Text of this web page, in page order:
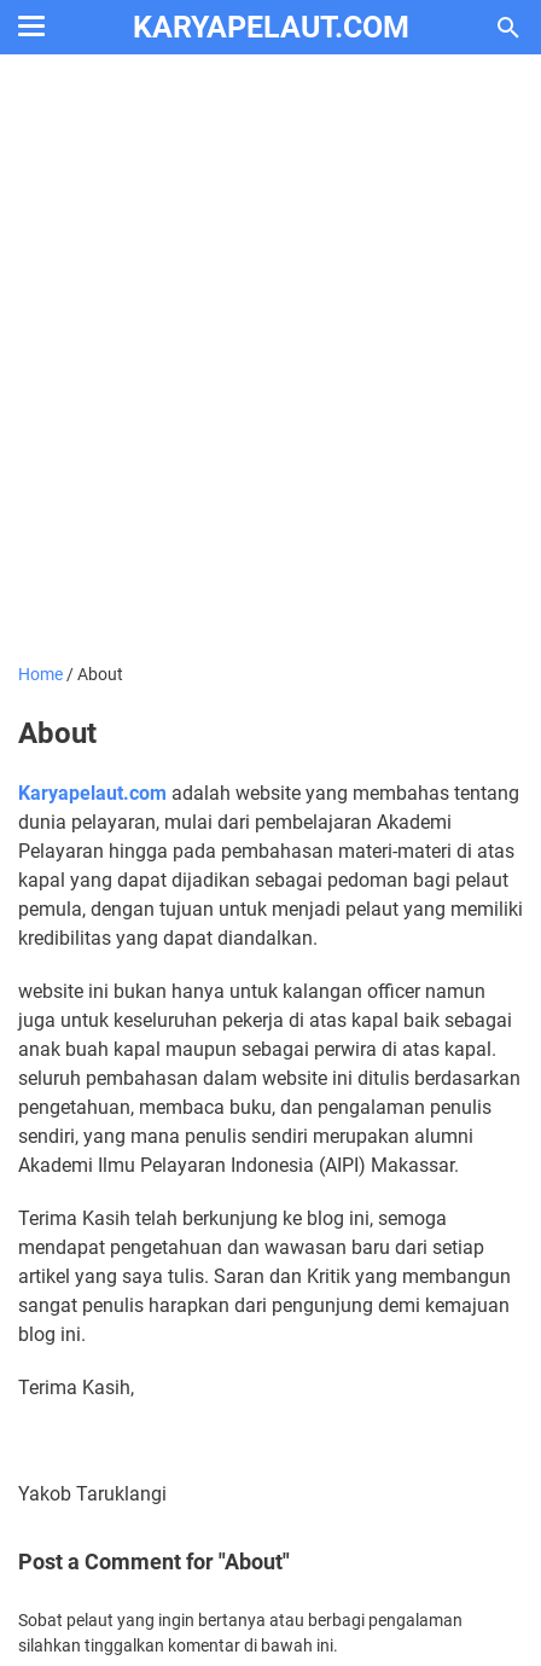
KARYAPELAUT.COM
Home /About
About
Karyapelaut.com adalah website yang membahas tentang
dunia pelayaran, mulai dari pembelajaran Akademi
Pelayaran hingga pada pembahasan materi-materi di atas
kapal yang dapat dijadikan sebagai pedoman bagi pelaut
pemula, dengan tujuan untuk menjadi pelaut yang memiliki
kredibilitas yang dapat diandalkan.
website ini bukan hanya untuk kalangan officer namun
juga untuk keseluruhan pekerja di atas kapal baik sebagai
anak buah kapal maupun sebagai perwira di atas kapal.
seluruh pembahasan dalam website ini ditulis berdasarkan
pengetahuan, membaca buku, dan pengalaman penulis
sendiri, yang mana penulis sendiri merupakan alumni
Akademi Ilmu Pelayaran Indonesia (AIPI) Makassar.
Terima Kasih telah berkunjung ke blog ini, semoga
mendapat pengetahuan dan wawasan baru dari setiap
artikel yang saya tulis. Saran dan Kritik yang membangun
sangat penulis harapkan dari pengunjung demi kemajuan
blog ini.
Terima Kasih,
Yakob Taruklangi
Post a Comment for "About"
Sobat pelaut yang ingin bertanya atau berbagi pengalaman
silahkan tinggalkan komentar di bawah ini.